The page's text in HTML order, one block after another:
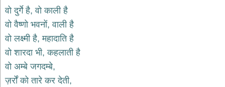
दुर्गा
भजन
durga
bhajans
गणेश
भजन
ganesh
वो दुर्गे है, वो काली है
वो वैष्णो भवनों, वाली है
वो लक्ष्मी है, महादाति है
वो शारदा भी, कहलाती है
वो अम्बे जगदम्बे,
ज़र्रों को तारे कर देती,